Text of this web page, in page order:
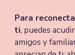
Para
ti, puedes
amigos y